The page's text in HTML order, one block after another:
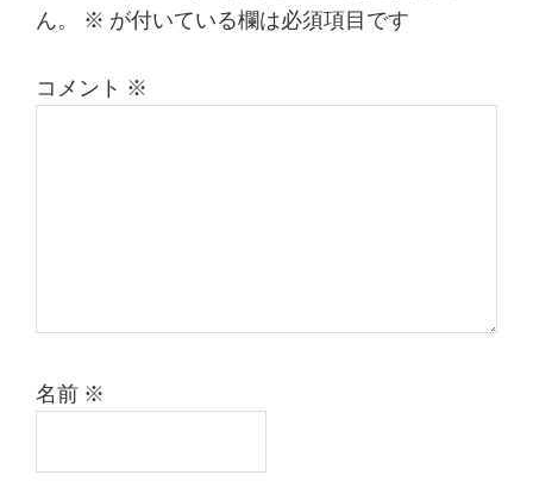
ん。
※ が付いている欄は必須項目です
コメント ※
名前 ※